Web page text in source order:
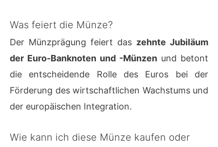
Was feiert die Münze?
Der Münzprägung feiert das zehnte Jubiläum
der Euro-Banknoten und -Münzen und betont
die entscheidende Rolle des Euros bei der
Förderung des wirtschaftlichen Wachstums und
der europäischen Integration.
Wie kann ich diese Münze kaufen oder